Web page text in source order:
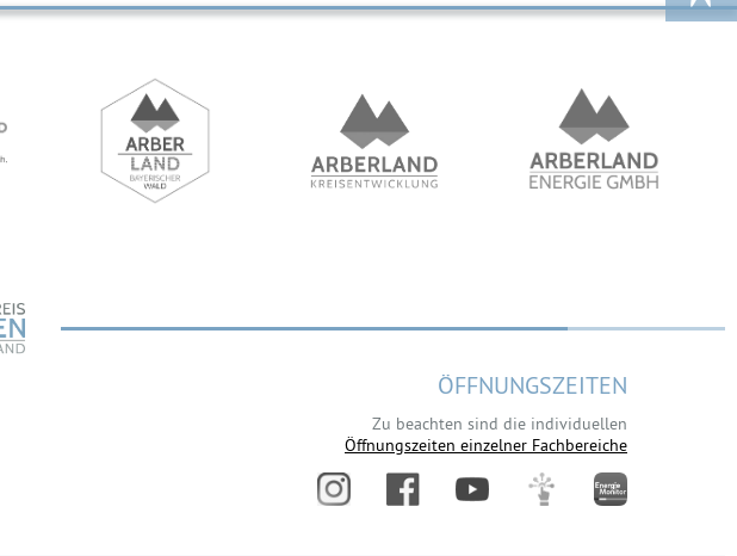
ÖFFNUNGSZEITEN
Zu beachten sind die individuellen
Öffnungszeiten einzelner Fachbereiche